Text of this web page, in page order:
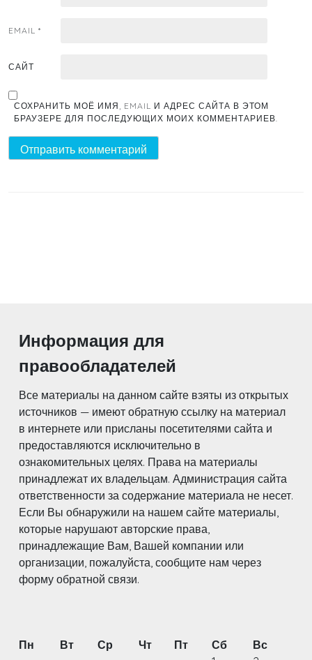
EMAIL *
САЙТ
СОХРАНИТЬ МОЁ ИМЯ, EMAIL И АДРЕС САЙТА В ЭТОМ
БРАУЗЕРЕ ДЛЯ ПОСЛЕДУЮЩИХ МОИХ КОММЕНТАРИЕВ.
Информация для
правообладателей
Все материалы на данном сайте взяты из открытых
источников — имеют обратную ссылку на материал
в интернете или присланы посетителями сайта и
предоставляются исключительно в
ознакомительных целях. Права на материалы
принадлежат их владельцам. Администрация сайта
ответственности за содержание материала не несет.
Если Вы обнаружили на нашем сайте материалы,
которые нарушают авторские права,
принадлежащие Вам, Вашей компании или
организации, пожалуйста, сообщите нам через
форму обратной связи.
Пн Вт Ср Чт Пт Сб
Вс